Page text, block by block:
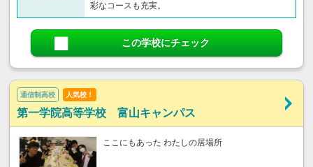
彩なコースも充実。
この学校にチェック
通信制高校 人気校！
第一学院高等学校 富山キャンパス
ここにもあった わたしの居場所